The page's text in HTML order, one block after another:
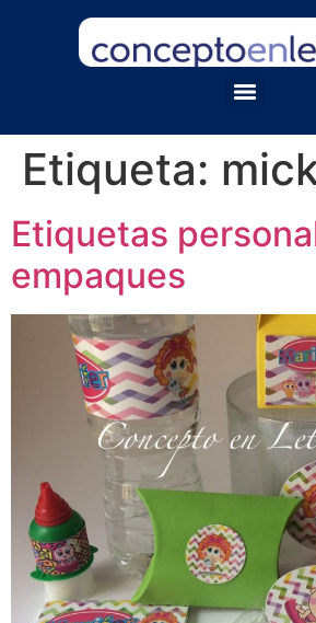
Etiqueta:
Etiquetas
empaques